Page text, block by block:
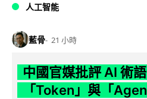
人工智能
藍骨 21 小時
中國官媒批評 AI 術
「Token」與「